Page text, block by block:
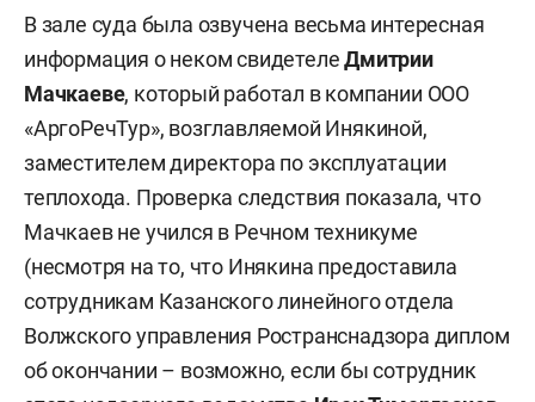
В зале суда была озвучена весьма интересная
информация о неком свидетелеДмитрии
Мачкаеве, который работал в компании ООО
«АргоРечТур», возглавляемой Инякиной,
заместителем директора по эксплуатации
теплохода. Проверка следствия показала, что
Мачкаев не учился в Речном техникуме
(несмотря на то, что Инякина предоставила
сотрудникам Казанского линейного отдела
Волжского управления Ространснадзора диплом
об окончании – возможно, если бы сотрудник